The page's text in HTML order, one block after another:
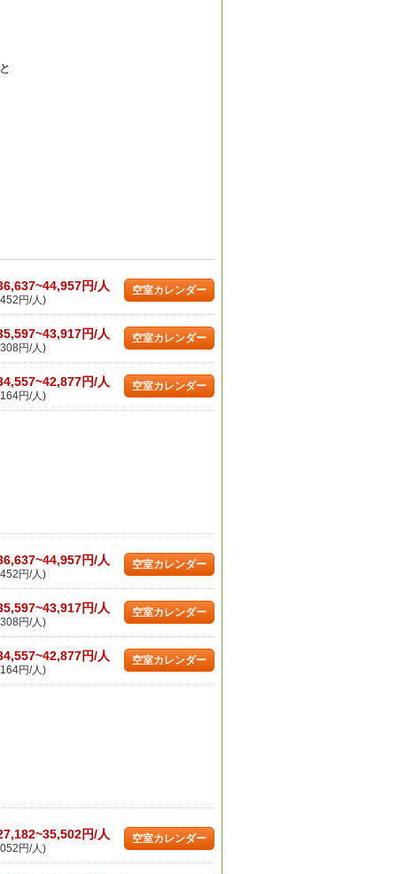
円/人
円/人)
空室カレンダー
円/人
円/人)
空室カレンダー
円/人
円/人)
空室カレンダー
円/人
円/人)
空室カレンダー
円/人
円/人)
空室カレンダー
円/人
円/人)
空室カレンダー
円/人
円/人)
空室カレンダー